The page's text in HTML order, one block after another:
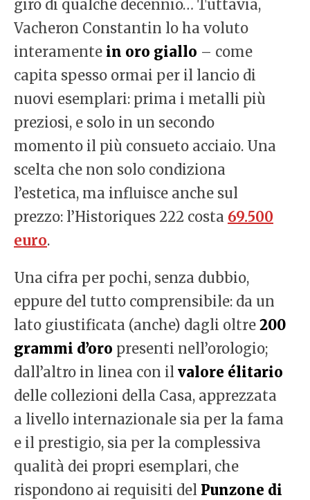
giro di qualche decennio… Tuttavia,
Vacheron Constantin lo ha voluto
interamente in oro giallo – come
capita spesso ormai per il lancio di
nuovi esemplari: prima i metalli più
preziosi, e solo in un secondo
momento il più consueto acciaio. Una
scelta che non solo condiziona
l’estetica, ma influisce anche sul
prezzo: l’Historiques 222 costa 69.500
euro.
Una cifra per pochi, senza dubbio,
eppure del tutto comprensibile: da un
lato giustificata (anche) dagli oltre 200
grammi d’oro presenti nell’orologio;
dall’altro in linea con il valore élitario
delle collezioni della Casa, apprezzata
a livello internazionale sia per la fama
e il prestigio, sia per la complessiva
qualità dei propri esemplari, che
rispondono ai requisiti del Punzone di